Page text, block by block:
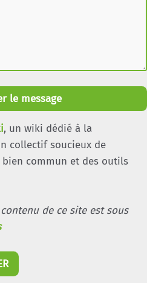
le message
, un wiki dédié à la
collectif soucieux de
commun et des outils
de ce site est sous